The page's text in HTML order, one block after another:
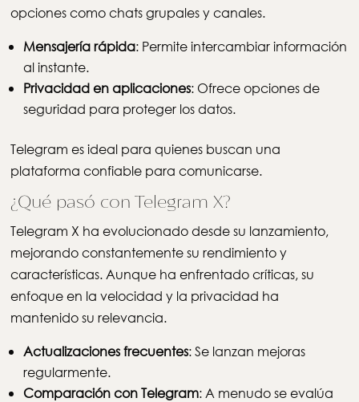
opciones como chats grupales y canales.
Mensajería rápida: Permite intercambiar información
al instante.
Privacidad en aplicaciones: Ofrece opciones de
seguridad para proteger los datos.
Telegram es ideal para quienes buscan una
plataforma confiable para comunicarse.
¿Qué pasó con Telegram X?
Telegram X ha evolucionado desde su lanzamiento,
mejorando constantemente su rendimiento y
características. Aunque ha enfrentado críticas, su
enfoque en la velocidad y la privacidad ha
mantenido su relevancia.
Actualizaciones frecuentes: Se lanzan mejoras
regularmente.
Comparación con Telegram: A menudo se evalúa